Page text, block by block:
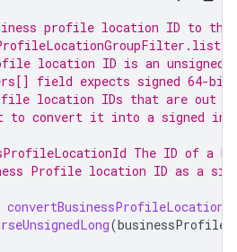
profile location ID to the
location ID is an
field expects signed 64-bit
location IDs that are out of
to convert it into a signed
The ID of a
Profile location ID as a
(